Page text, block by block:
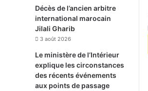
Décès de l’ancien arbitre
international marocain
Jilali Gharib
3 août 2026
Le ministère de l’Intérieur
explique les circonstances
des récents événements
aux points de passage